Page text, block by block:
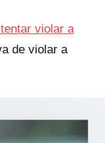
violar a
de violar a